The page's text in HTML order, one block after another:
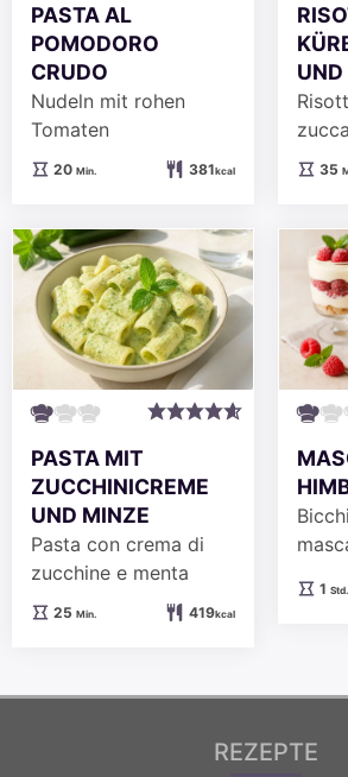
PASTA AL
POMODORO
CRUDO
Nudeln mit rohen
Tomaten
20Minuten
Min. 381kcal 35
PASTA MIT
ZUCCHINICREME
UND MINZE
Pasta con crema di
zucchine e menta
25Minuten
Min. 419kcal
1 Std.
REZEPTE